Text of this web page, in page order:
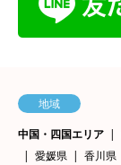
地域
中国・四国エリア
愛媛県
香川県